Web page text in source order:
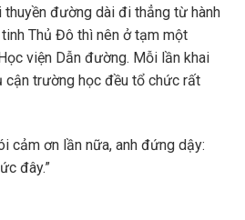
thuyền đường dài đi thẳng từ hành
Thủ Đô thì nên ở tạm một
viện Dẫn đường. Mỗi lần khai
cận trường học đều tổ chức rất
cảm ơn lần nữa, anh đứng dậy:
đây.”